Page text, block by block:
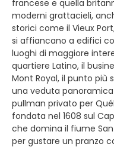
francese e quella
moderni grattacieli,
storici come il Vieux
si affiancano a edifici
luoghi di maggiore
quartiere Latino, il
Mont Royal, il punto
una veduta
pullman privato per
fondata nel 1608 sul
che domina il fiume
per gustare un pranzo